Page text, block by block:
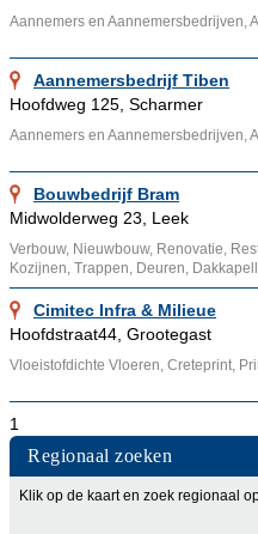
Aannemers en Aannemersbedrijven,
Aannemersbedrijf Tiben
Hoofdweg 125, Scharmer
Aannemers en Aannemersbedrijven,
Bouwbedrijf Bram
Midwolderweg 23, Leek
Verbouw, Nieuwbouw, Renovatie,
Kozijnen, Trappen, Deuren,
Cimitec Infra & Milieue
Hoofdstraat44, Grootegast
Vloeistofdichte Vloeren, Creteprint,
1
Regionaal zoeken
Klik op de kaart en zoek regionaal